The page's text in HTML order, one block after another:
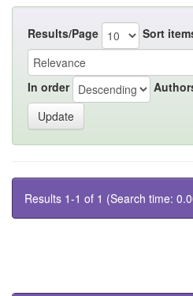
Results/Page Sort
In order
Results 1-1 of 1 (Search time: